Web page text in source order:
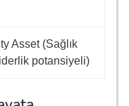
Asset (Sağlık
potansiyeli)